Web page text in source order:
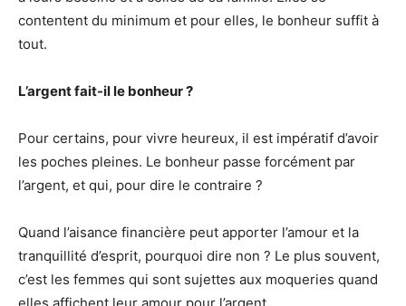
contentent du minimum et pour elles, le bonheur suffit à
tout.
L’argent fait-il le bonheur ?
Pour certains, pour vivre heureux, il est impératif d’avoir
les poches pleines. Le bonheur passe forcément par
l’argent, et qui, pour dire le contraire ?
Quand l’aisance financière peut apporter l’amour et la
tranquillité d’esprit, pourquoi dire non ? Le plus souvent,
c’est les femmes qui sont sujettes aux moqueries quand
elles affichent leur amour pour l’argent.